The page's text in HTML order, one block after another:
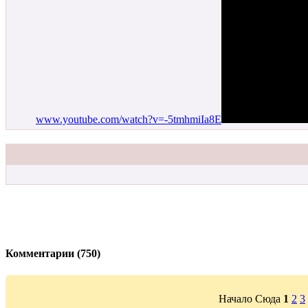
www.youtube.com/watch?v=-5tmhmiIa8E
Комментарии (750)
Начало Сюда 1 2 3